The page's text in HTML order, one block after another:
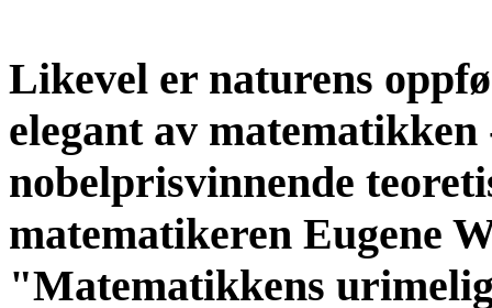
Likevel er naturens
elegant av matematikken
nobelprisvinnende
matematikeren Eugene
"Matematikkens